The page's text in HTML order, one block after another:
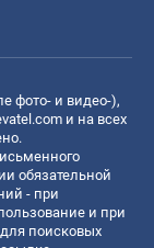
фото- и видео-),
и на всех
обязательной
- при
и при
поисковых